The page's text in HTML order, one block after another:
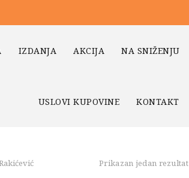
IZDANJA AKCIJA NA SNIŽENJU
USLOVI KUPOVINE KONTAKT
Prikazan jedan rezultat